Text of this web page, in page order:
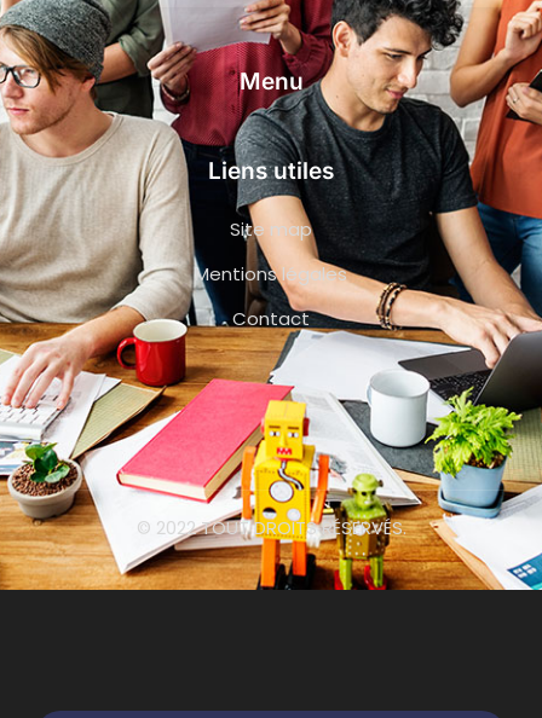
Menu
Liens utiles
Site map
Mentions légales
Contact
© 2022 TOUT DROITS RÉSERVÉS.